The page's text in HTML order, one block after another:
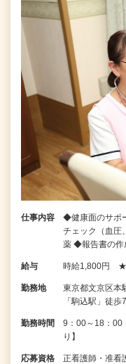
仕事内容
◆健康面のサポ
チェック（血圧
薬 ◆報告書の作
給与 時給1,800円 ★
勤務地
東京都文京区本
「駒込駅」徒歩7
勤務時間
9：00～18：00
り】
応募資格 正看護師・准看